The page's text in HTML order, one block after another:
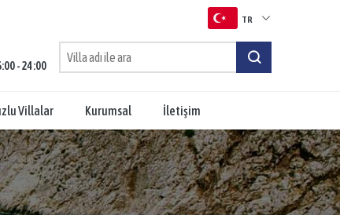
TR
TR
RU
- 24:00
Villalar Kurumsal İletişim